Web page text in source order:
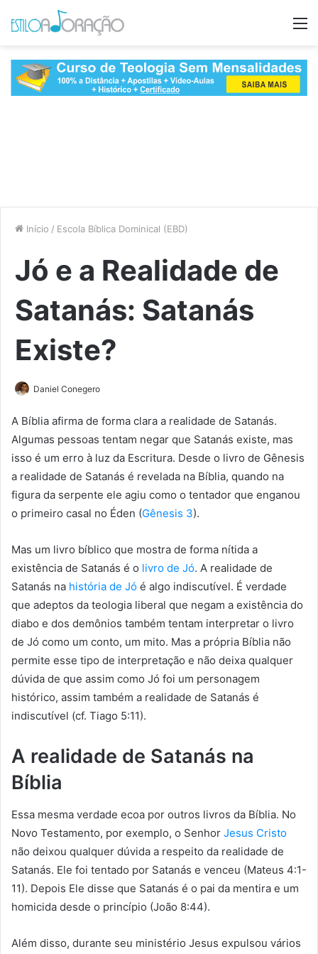
Início / Escola Bíblica Dominical (EBD)
Jó e a Realidade de
Satanás: Satanás
Existe?
Daniel Conegero
A Bíblia afirma de forma clara a realidade de Satanás.
Algumas pessoas tentam negar que Satanás existe, mas
isso é um erro à luz da Escritura. Desde o livro de Gênesis
a realidade de Satanás é revelada na Bíblia, quando na
figura da serpente ele agiu como o tentador que enganou
o primeiro casal no Éden (Gênesis 3).
Mas um livro bíblico que mostra de forma nítida a
existência de Satanás é o livro de Jó. A realidade de
Satanás na história de Jó é algo indiscutível. É verdade
que adeptos da teologia liberal que negam a existência do
diabo e dos demônios também tentam interpretar o livro
de Jó como um conto, um mito. Mas a própria Bíblia não
permite esse tipo de interpretação e não deixa qualquer
dúvida de que assim como Jó foi um personagem
histórico, assim também a realidade de Satanás é
indiscutível (cf. Tiago 5:11).
A realidade de Satanás na
Bíblia
Essa mesma verdade ecoa por outros livros da Bíblia. No
Novo Testamento, por exemplo, o Senhor Jesus Cristo
não deixou qualquer dúvida a respeito da realidade de
Satanás. Ele foi tentado por Satanás e venceu (Mateus 4:1-
11). Depois Ele disse que Satanás é o pai da mentira e um
homicida desde o princípio (João 8:44).
Além disso, durante seu ministério Jesus expulsou vários